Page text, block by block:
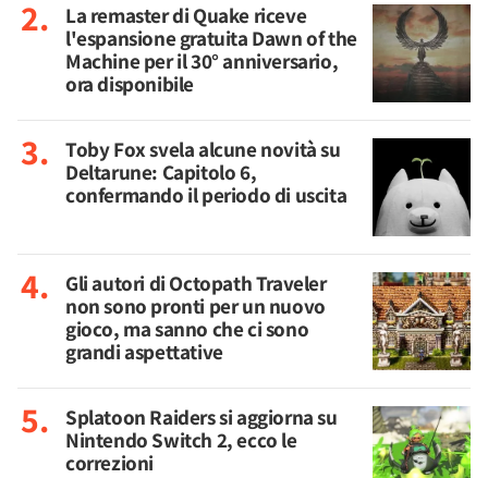
La remaster di Quake riceve
l'espansione gratuita Dawn of the
Machine per il 30° anniversario,
ora disponibile
Toby Fox svela alcune novità su
Deltarune: Capitolo 6,
confermando il periodo di uscita
Gli autori di Octopath Traveler
non sono pronti per un nuovo
gioco, ma sanno che ci sono
grandi aspettative
Splatoon Raiders si aggiorna su
Nintendo Switch 2, ecco le
correzioni